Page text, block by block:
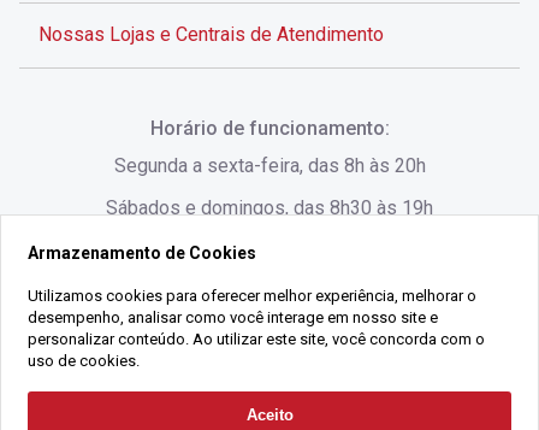
Solicitar Contato
Nossas Lojas e Centrais de Atendimento
Rua Lauro Linhares, 1080 - Trindade, Florianópolis -
SC
(48) 3220-1045
Horário de funcionamento:
Segunda a sexta-feira, das 8h às 20h
Sábados e domingos, das 8h30 às 19h
2021 Copyright - Gralha Imóveis CRECI 008060/O - Todos os direitos
Armazenamento de Cookies
Utilizamos cookies para oferecer melhor experiência, melhorar o
desempenho, analisar como você interage em nosso site e
personalizar conteúdo. Ao utilizar este site, você concorda com o
uso de cookies.
Aceito